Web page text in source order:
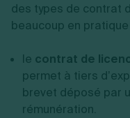
des types de contrat
beaucoup en pratique
le contrat de
permet à tiers
brevet déposé par
rémunération.